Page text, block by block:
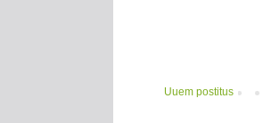
Uuem postitus